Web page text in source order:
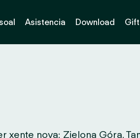
Asistencia Download
nova: Zielona Góra.